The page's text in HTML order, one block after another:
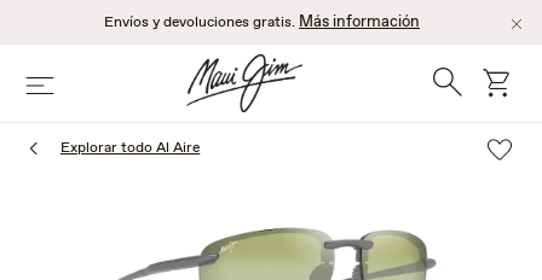
principal
Envíos y devoluciones gratis. Más información
Menú BúsquedaCarro
Explorar todo Al Aire